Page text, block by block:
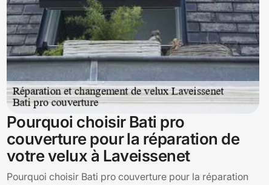
Pourquoi choisir Bati pro
couverture pour la réparation de
votre velux à Laveissenet
Pourquoi choisir Bati pro couverture pour la réparation